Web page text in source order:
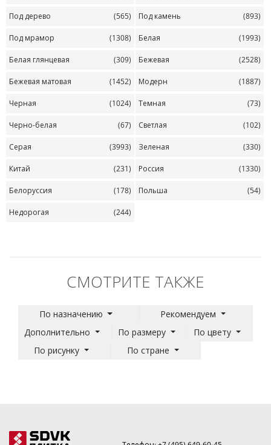
Под дерево (565) Под камень (893)
Под мрамор (1308) Белая (1993)
Белая глянцевая (309) Бежевая (2528)
Бежевая матовая (1452) Модерн (1887)
Черная (1024) Темная (73)
Черно-белая (67) Светлая (102)
Серая (3993) Зеленая (330)
Китай (231) Россия (1330)
Белоруссия (178) Польша (54)
Недорогая (244)
СМОТРИТЕ ТАКЖЕ
По назначению
Рекомендуем
Дополнительно
По размеру
По цвету
По рисунку
По стране